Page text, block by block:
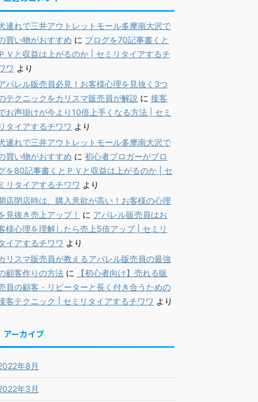
連れで三井アウトレットモール多摩南大沢で
買い物がおすすめ に ブログを70記事書くと
ＰＶと収益は上がるのか | セミリタイアするチ
ワ より
パレル販売員必見！お客様心理を見抜く3つ
テクニックをカリスマ販売員が解説 に 接客
お声掛けが今より10倍上手くなる方法 | セミ
リタイアするチワワ より
連れで三井アウトレットモール多摩南大沢で
買い物がおすすめ に 初心者ブロガーがブロ
を80記事書くとＰＶと収益は上がるのか | セ
ミリタイアするチワワ より
店閉店時は、購入意欲が高い！お客様の心理
見抜き売上アップ！
に アパレル販売員はお
様心理を理解したら売上5倍アップ | セミリ
イアするチワワ より
リスマ販売員が教えるアパレル販売員の最強
顧客作りの方法 に
【初心者向け】売れる販
員の顧客・リピーターと長く付き合うための
客テクニック | セミリタイアするチワワ より
アーカイブ
年8月
年3月